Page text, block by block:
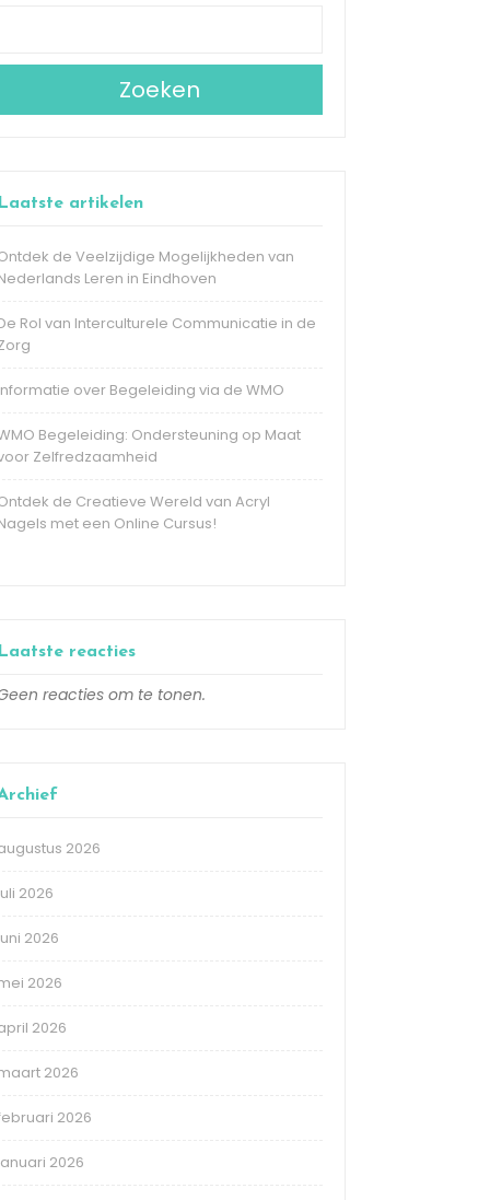
Zoeken
Laatste artikelen
de Veelzijdige Mogelijkheden van
Leren in Eindhoven
Rol van Interculturele Communicatie in de
over Begeleiding via de WMO
Begeleiding: Ondersteuning op Maat
Zelfredzaamheid
de Creatieve Wereld van Acryl
met een Online Cursus!
Laatste reacties
reacties om te tonen.
2026
2026
2026
2026
2026
2026
2026
2026